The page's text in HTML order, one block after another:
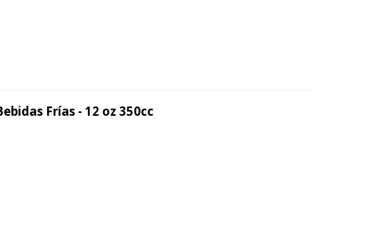
Frías - 12 oz 350cc